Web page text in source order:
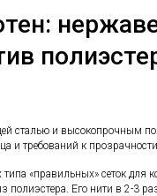
сталью и высокопрочным
и требований к
типа «правильных» сеток для
полиэстера. Его нити в 2-3